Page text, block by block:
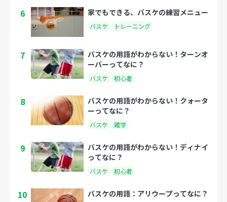
6 家でもできる、バスケの練習メニュー
バスケ トレーニング
7
バスケの用語がわからない！ターンオ
ーバーってなに？
バスケ 初心者
8
バスケの用語がわからない！クォータ
ーってなに？
バスケ 雑学
9
バスケの用語がわからない！ディナイ
ってなに？
バスケ 初心者
10 バスケの用語：アリウープってなに？